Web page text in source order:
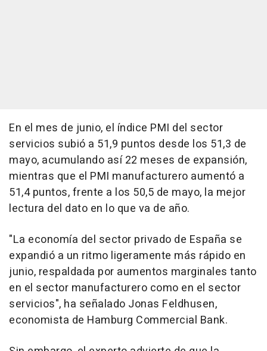
En el mes de junio, el índice PMI del sector
servicios subió a 51,9 puntos desde los 51,3 de
mayo, acumulando así 22 meses de expansión,
mientras que el PMI manufacturero aumentó a
51,4 puntos, frente a los 50,5 de mayo, la mejor
lectura del dato en lo que va de año.
"La economía del sector privado de España se
expandió a un ritmo ligeramente más rápido en
junio, respaldada por aumentos marginales tanto
en el sector manufacturero como en el sector
servicios", ha señalado Jonas Feldhusen,
economista de Hamburg Commercial Bank.